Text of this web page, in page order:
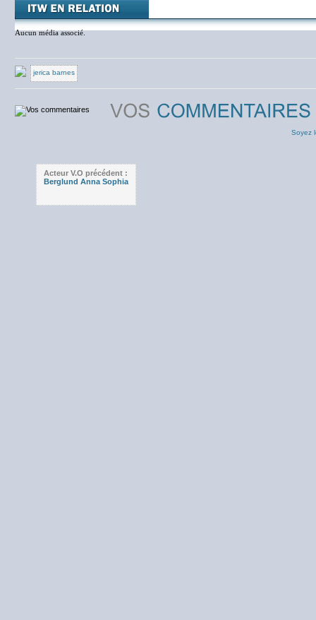
Aucun média associé.
jerica barnes
Soyez
Acteur V.O précédent :
Berglund Anna Sophia